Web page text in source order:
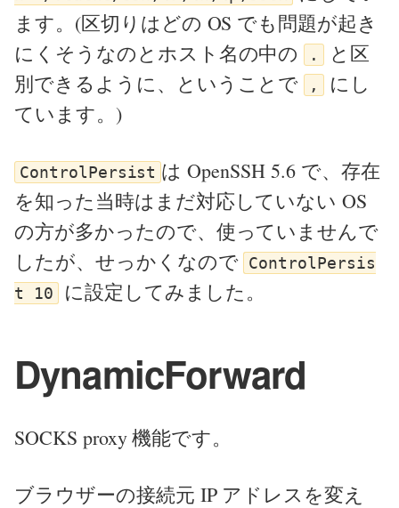
ます。(区切りはどの OS でも問題が起き
にくそうなのとホスト名の中の .
と区
別できるように、ということで ,
にし
ています。)
ControlPersist は OpenSSH 5.6 で、存在
を知った当時はまだ対応していない OS
の方が多かったので、使っていませんで
したが、せっかくなので ControlPersis
t 10 に設定してみました。
DynamicForward
SOCKS proxy 機能です。
ブラウザーの接続元 IP アドレスを変え